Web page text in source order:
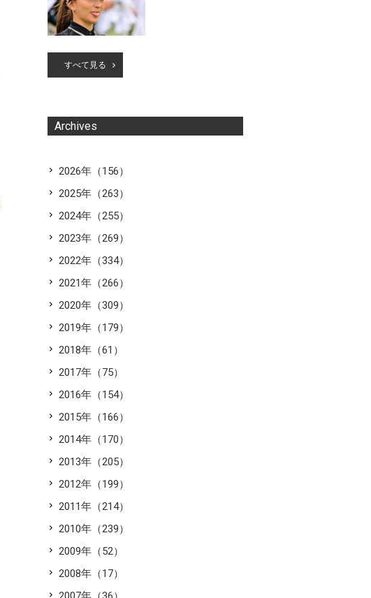
すべて見る
Archives
2026年（156）
2025年（263）
2024年（255）
2023年（269）
2022年（334）
2021年（266）
2020年（309）
2019年（179）
2018年（61）
2017年（75）
2016年（154）
2015年（166）
2014年（170）
2013年（205）
2012年（199）
2011年（214）
2010年（239）
2009年（52）
2008年（17）